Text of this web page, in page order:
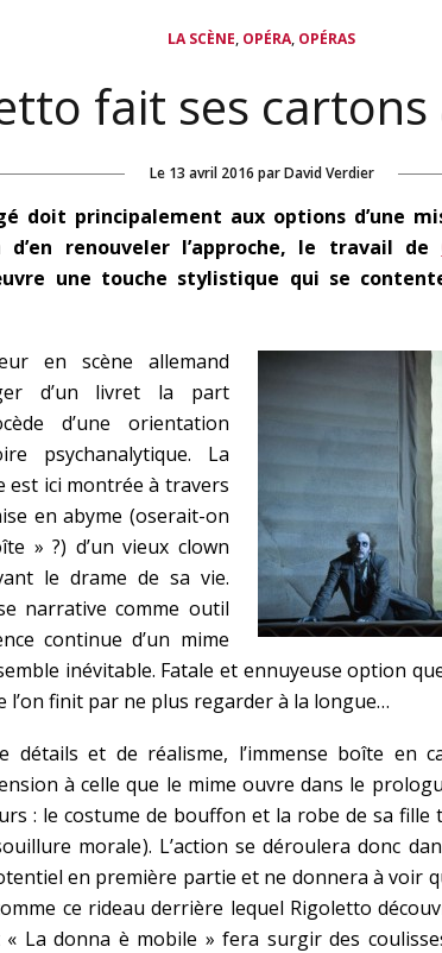
LA SCÈNE, OPÉRA, OPÉRAS
fait ses cartons
Le 13 avril 2016 par David Verdier
doit principalement aux options d’une
d’en renouveler l’approche, le travail de
une touche stylistique qui se
en scène allemand
d’un livret la part
d’une orientation
psychanalytique. La
est ici montrée à travers
en abyme (oserait-on
» ?) d’un vieux clown
le drame de sa vie.
narrative comme outil
continue d’un mime
inévitable. Fatale et ennuyeuse option
l’on finit par ne plus regarder à la longue…
détails et de réalisme, l’immense boîte en
à celle que le mime ouvre dans le
: le costume de bouffon et la robe de sa fille
morale). L’action se déroulera donc
en première partie et ne donnera à voir
ce rideau derrière lequel Rigoletto
La donna è mobile » fera surgir des